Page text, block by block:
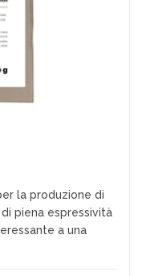
la produzione di
piena espressività
a una